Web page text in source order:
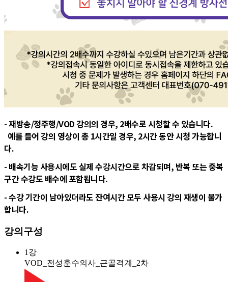
- 재방송/정주행/VOD 강의의 경우, 2배수로 시청할 수 있습니다.
예를 들어 강의 영상이 총 1시간일 경우, 2시간 동안 시청 가능합니
다.
- 배속기능 사용시에도 실제 수강시간으로 차감되며, 반복 또는 중복
구간 수강도 배수에 포함됩니다.
- 수강 기간이 남아있더라도 잔여시간 모두 사용시 강의 재생이 불가
합니다.
강의구성
1강
VOD_전성훈수의사_근골격계_2차